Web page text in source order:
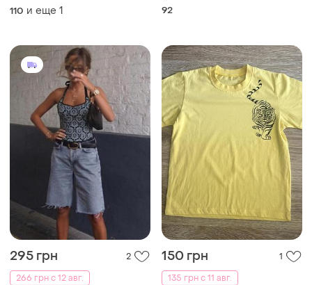
110 и еще 1 92
295 грн
2
266 грн с 12 авг.
150 грн
1
135 грн с 11 авг.